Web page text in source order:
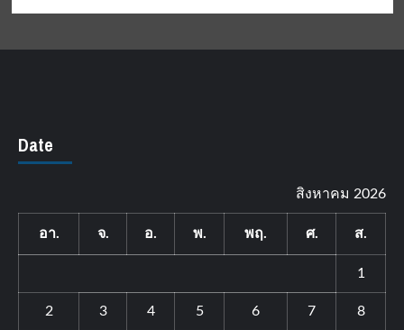
Date
สิงหาคม 2026
อา. จ. อ. พ. พฤ. ศ. ส.
1
2 3 4 5 6 7 8